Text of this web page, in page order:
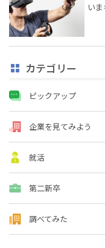
い
カテゴリー
ピックアップ
企業を見てみよう
就活
第二新卒
調べてみた